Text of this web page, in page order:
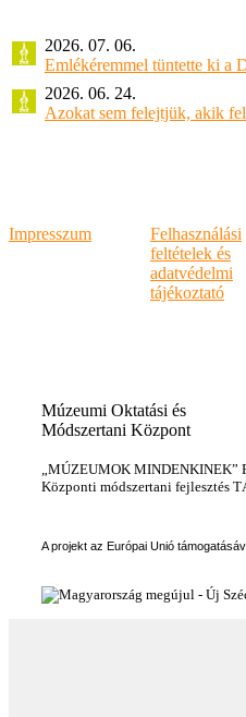
2026. 07. 06.
Emlékéremmel tüntette ki a
2026. 06. 24.
Azokat sem felejtjük, akik
Impresszum
Felhasználási
feltételek és
adatvédelmi
tájékoztató
Múzeumi Oktatási és
Módszertani Központ
„MÚZEUMOK MINDENKINEK”
Központi módszertani fejlesztés
A projekt az Európai Unió